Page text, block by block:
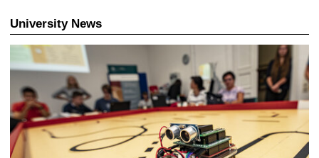
University News